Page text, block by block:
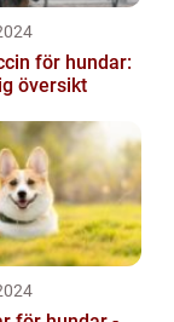
för hundar:
översikt